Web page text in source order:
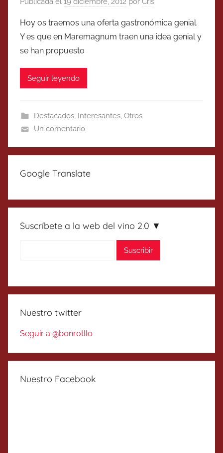
Hoy os traemos una oferta gastronómica genial.
Y es que en Maremagnum traen una idea genial y
se han propuesto
Seguir leyendo
Destacados, Interesantes, Otros
Un comentario
Google Translate
Suscríbete a la web del vino 2.0 ▼
Nuestro twitter
Seguir a @bonrotllo
Nuestro Facebook